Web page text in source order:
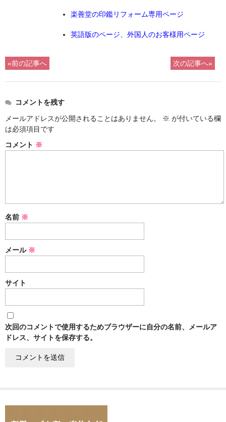
楽善堂の印鑑リフォーム専用ページ
英語版のページ、外国人のお客様用ページ
«前の記事へ 次の記事へ»
コメントを残す
メールアドレスが公開されることはありません。
※ が付いている欄
は必須項目です
コメント ※
名前 ※
メール ※
サイト
次回のコメントで使用するためブラウザーに自分の名前、メールア
ドレス、サイトを保存する。